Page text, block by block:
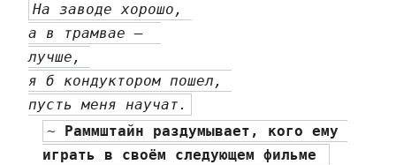
На заводе хорошо,
а в трамвае —
лучше,
я б кондуктором пошел,
пусть меня научат.
~
Раммштайн раздумывает, кого ему
играть в своём следующем фильме